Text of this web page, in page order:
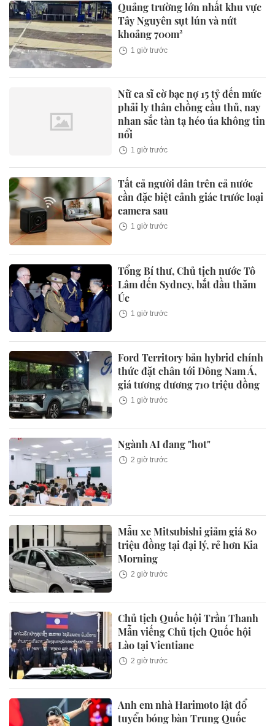
Quảng trường lớn nhất khu vực
Tây Nguyên sụt lún và nứt
khoảng 700m²
1 giờ trước
Nữ ca sĩ cờ bạc nợ 15 tỷ đến mức
phải ly thân chồng cầu thủ, nay
nhan sắc tàn tạ héo úa không tin
nổi
1 giờ trước
Tất cả người dân trên cả nước
cần đặc biệt cảnh giác trước loại
camera sau
1 giờ trước
Tổng Bí thư, Chủ tịch nước Tô
Lâm đến Sydney, bắt đầu thăm
Úc
1 giờ trước
Ford Territory bản hybrid chính
thức đặt chân tới Đông Nam Á,
giá tương đương 710 triệu đồng
1 giờ trước
Ngành AI đang "hot"
2 giờ trước
Mẫu xe Mitsubishi giảm giá 80
triệu đồng tại đại lý, rẻ hơn Kia
Morning
2 giờ trước
Chủ tịch Quốc hội Trần Thanh
Mẫn viếng Chủ tịch Quốc hội
Lào tại Vientiane
2 giờ trước
Anh em nhà Harimoto lật đổ
tuyển bóng bàn Trung Quốc